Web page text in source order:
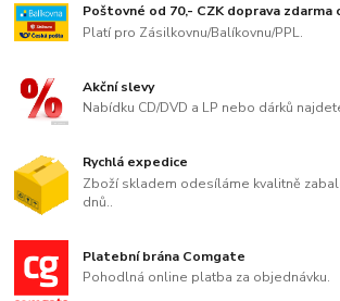
Poštovné od 70,- CZK doprava zdarma
Platí pro Zásilkovnu/Balíkovnu/PPL.
Akční slevy
Nabídku CD/DVD a LP nebo dárků
Rychlá expedice
Zboží skladem odesíláme kvalitně
dnů..
Platební brána Comgate
Pohodlná online platba za objednávku.